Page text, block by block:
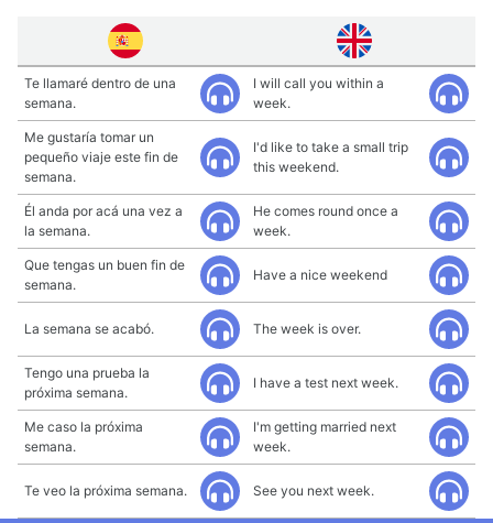
Te llamaré dentro de una
semana.
I will call you within a
week.
Me gustaría tomar un
pequeño viaje este fin de
semana.
I'd like to take a small trip
this weekend.
Él anda por acá una vez a
la semana.
He comes round once a
week.
Que tengas un buen fin de
semana.
Have a nice weekend
La semana se acabó. The week is over.
Tengo una prueba la
próxima semana.
I have a test next week.
Me caso la próxima
semana.
I'm getting married next
week.
Te veo la próxima semana. See you next week.